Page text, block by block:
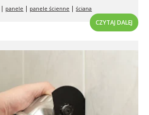
| panele | panele ścienne |ściana
CZYTAJ DALEJ